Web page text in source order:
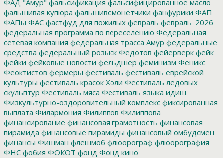
ФАД "Амур" фальсификация фальсифицированное масло
фальшивая купюра фальшивомонетчики фанфурики ФАП
ФАПы ФАС фастфуд для пожилых февраль февраль_2026
федеральная программа по переселению Федеральная
сетевая компания федеральная трасса Амур федеральные
средства федеральный розыск Федотов фейерверк фейк
фейки фейковые новости фельдшер феминизм Феникс
Феоктистов фермеры фестиваль фестиваль еврейской
культуры фестиваль красок Холи Фестиваль ледовых
скульптур Фестиваль мяса Фестиваль языка идиш
Физкультурно-оздоровительный комплекс фиксированная
выплата Филармония Филиппов Филиппова
финансирование финансовая грамотность финансовая
пирамида финансовые пирамиды финансовый омбудсмен
финансы Фишман флешмоб флюорограф флюорография
ФНС фобия ФОКОТ фонд Фонд кино